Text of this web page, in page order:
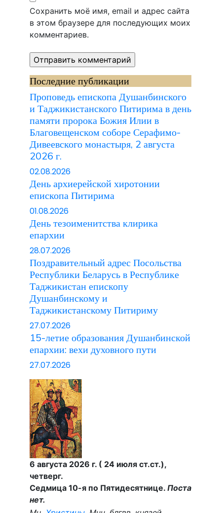
Сохранить моё имя, email и адрес сайта
в этом браузере для последующих моих
комментариев.
Последние публикации
Проповедь епископа Душанбинского
и Таджикистанского Питирима в день
памяти пророка Божия Илии в
Благовещенском соборе Серафимо-
Дивеевского монастыря, 2 августа
2026 г.
02.08.2026
День архиерейской хиротонии
епископа Питирима
01.08.2026
День тезоименитства клирика
епархии
28.07.2026
Поздравительный адрес Посольства
Республики Беларусь в Республике
Таджикистан епископу
Душанбинскому и
Таджикистанскому Питириму
27.07.2026
15-летие образования Душанбинской
епархии: вехи духовного пути
27.07.2026
6 августа 2026 г. ( 24 июля ст.ст.),
четверг.
Седмица 10-я по Пятидесятнице. Поста
нет.